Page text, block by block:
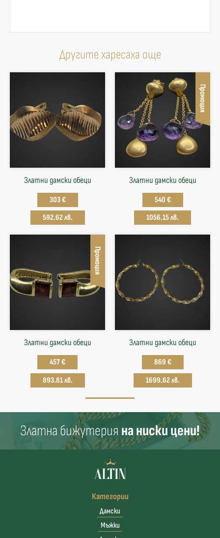
Другите харесаха още
Златни дамски обеци
303 €
592.62 лв.
Промоция
Златни дамски обеци
540 €
1056.15 лв.
Промоция
Златни дамски обеци
457 €
893.81 лв.
Златни дамски обеци
869 €
1699.62 лв.
Златна бижутерия на ниски цени!
Категории
Дамски
Мъжки